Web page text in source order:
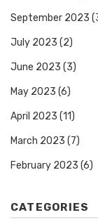
September 2023
July 2023 (2)
June 2023 (3)
May 2023 (6)
April 2023 (11)
March 2023 (7)
February 2023 (6)
CATEGORIES